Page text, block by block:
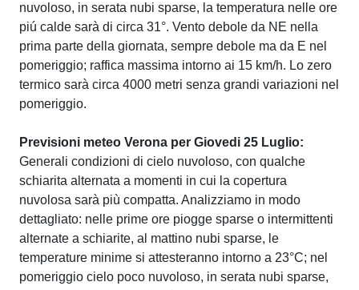
nuvoloso, in serata nubi sparse, la temperatura nelle ore
piú calde sarà di circa 31°. Vento debole da NE nella
prima parte della giornata, sempre debole ma da E nel
pomeriggio; raffica massima intorno ai 15 km/h. Lo zero
termico sarà circa 4000 metri senza grandi variazioni nel
pomeriggio.
Previsioni meteo Verona per Giovedi 25 Luglio:
Generali condizioni di cielo nuvoloso, con qualche
schiarita alternata a momenti in cui la copertura
nuvolosa sarà più compatta. Analizziamo in modo
dettagliato: nelle prime ore piogge sparse o intermittenti
alternate a schiarite, al mattino nubi sparse, le
temperature minime si attesteranno intorno a 23°C; nel
pomeriggio cielo poco nuvoloso, in serata nubi sparse,